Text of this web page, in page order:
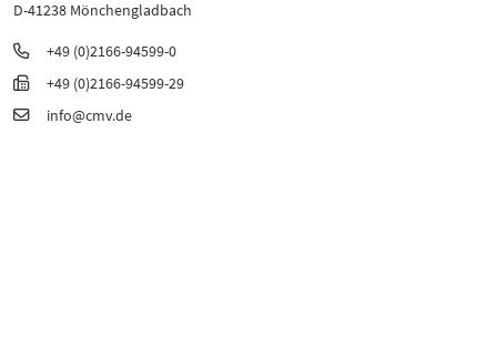
D-41238 Mönchengladbach
+49 (0)2166-94599-0
+49 (0)2166-94599-29
info@cmv.de